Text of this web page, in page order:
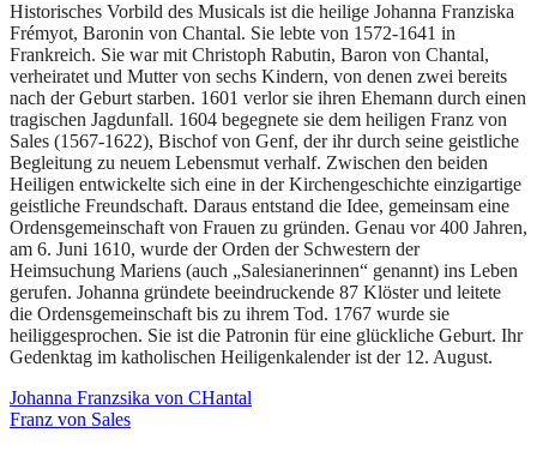
Historisches Vorbild des Musicals ist die heilige Johanna Franziska
Frémyot, Baronin von Chantal. Sie lebte von 1572-1641 in
Frankreich. Sie war mit Christoph Rabutin, Baron von Chantal,
verheiratet und Mutter von sechs Kindern, von denen zwei bereits
nach der Geburt starben. 1601 verlor sie ihren Ehemann durch einen
tragischen Jagdunfall. 1604 begegnete sie dem heiligen Franz von
Sales (1567-1622), Bischof von Genf, der ihr durch seine geistliche
Begleitung zu neuem Lebensmut verhalf. Zwischen den beiden
Heiligen entwickelte sich eine in der Kirchengeschichte einzigartige
geistliche Freundschaft. Daraus entstand die Idee, gemeinsam eine
Ordensgemeinschaft von Frauen zu gründen. Genau vor 400 Jahren,
am 6. Juni 1610, wurde der Orden der Schwestern der
Heimsuchung Mariens (auch „Salesianerinnen“ genannt) ins Leben
gerufen. Johanna gründete beeindruckende 87 Klöster und leitete
die Ordensgemeinschaft bis zu ihrem Tod. 1767 wurde sie
heiliggesprochen. Sie ist die Patronin für eine glückliche Geburt. Ihr
Gedenktag im katholischen Heiligenkalender ist der 12. August.
Johanna Franzsika von CHantal
Franz von Sales